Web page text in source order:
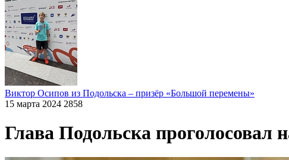
Виктор Осипов из Подольска – призёр «Большой перемены»
15 марта 2024 2858
Глава Подольска проголосовал